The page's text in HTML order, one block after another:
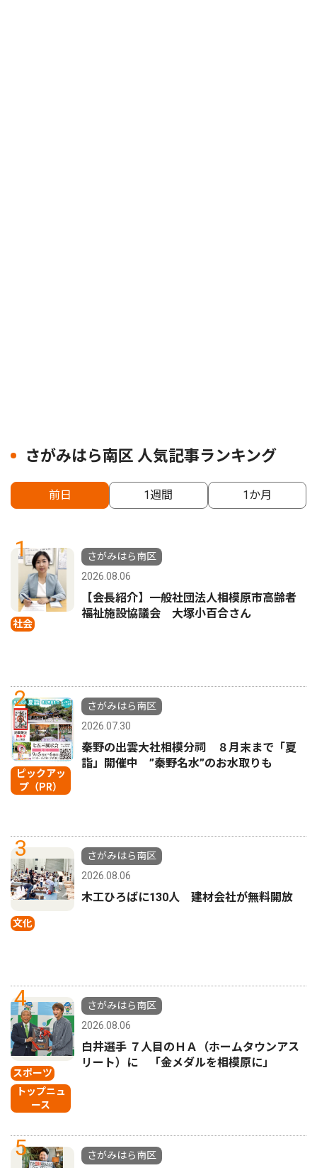
さがみはら南区 人気記事ランキング
前日 1週間 1か月
1
社会
さがみはら南区
2026.08.06
【会長紹介】一般社団法人相模原市高齢者
福祉施設協議会 大塚小百合さん
2
ピックアッ
プ（PR）
さがみはら南区
2026.07.30
秦野の出雲大社相模分祠 ８月末まで「夏
詣」開催中 ”秦野名水”のお水取りも
3
文化
さがみはら南区
2026.08.06
木工ひろばに130人 建材会社が無料開放
4
スポーツ
トップニュ
ース
さがみはら南区
2026.08.06
白井選手 ７人目のＨＡ（ホームタウンアス
リート）に 「金メダルを相模原に」
5
さがみはら南区